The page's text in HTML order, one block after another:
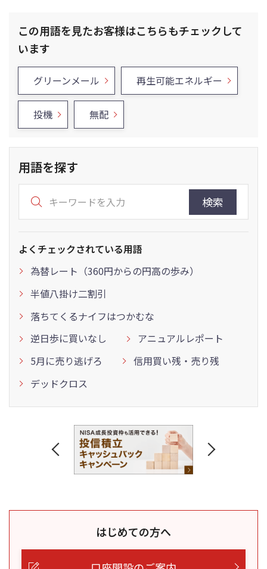
この用語を見たお客様はこちらもチェックして
います
グリーンメール 再生可能エネルギー
投機 無配
用語を探す
検索
よくチェックされている用語
為替レート（360円からの円高の歩み）
半値八掛け二割引
落ちてくるナイフはつかむな
逆日歩に買いなし
アニュアルレポート
5月に売り逃げろ
信用買い残・売り残
デッドクロス
はじめての方へ